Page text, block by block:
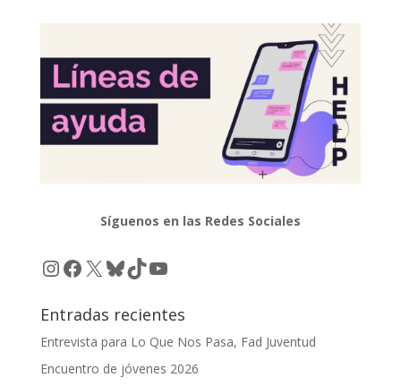
Síguenos en las Redes Sociales
Instagram
Facebook
X Bluesky
TikTok
YouTube
Entradas recientes
Entrevista para Lo Que Nos Pasa, Fad Juventud
Encuentro de jóvenes 2026